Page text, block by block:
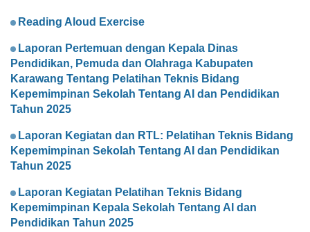
Reading Aloud Exercise
Laporan Pertemuan dengan Kepala Dinas
Pendidikan, Pemuda dan Olahraga Kabupaten
Karawang Tentang Pelatihan Teknis Bidang
Kepemimpinan Sekolah Tentang AI dan Pendidikan
Tahun 2025
Laporan Kegiatan dan RTL: Pelatihan Teknis Bidang
Kepemimpinan Sekolah Tentang AI dan Pendidikan
Tahun 2025
Laporan Kegiatan Pelatihan Teknis Bidang
Kepemimpinan Kepala Sekolah Tentang AI dan
Pendidikan Tahun 2025